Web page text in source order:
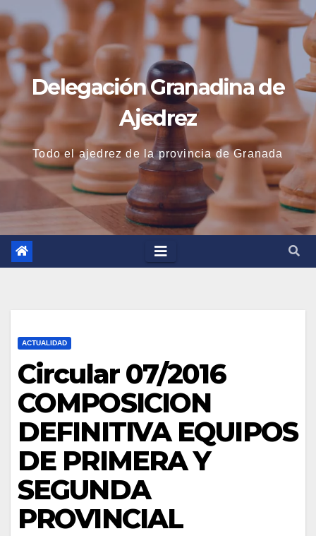
Saltar
contenido
Delegación Granadina de
Ajedrez
Todo el ajedrez de la provincia de Granada
ACTUALIDAD
Circular 07/2016
COMPOSICION
DEFINITIVA EQUIPOS
DE PRIMERA Y
SEGUNDA
PROVINCIAL